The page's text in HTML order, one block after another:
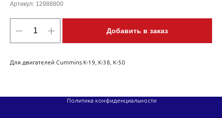
Артикул: 12988800
Добавить в заказ
Для двигателей Cummins K-19, K-38, K-50
Политика конфиденциальности